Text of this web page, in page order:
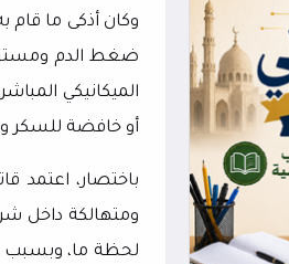
وكان أذكى ما قام
ضغط الدم
الميكانيكي المباشر
أو خافضة للسكر
باختصار،
ومتهالكة داخل
لحظة ما، وبسبب